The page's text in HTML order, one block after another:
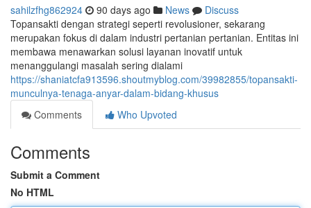
sahilzfhg862924 90 days ago News
Discuss
Topansakti dengan strategi seperti revolusioner, sekarang
merupakan fokus di dalam industri pertanian pertanian. Entitas ini
membawa menawarkan solusi layanan inovatif untuk
menanggulangi masalah sering dialami
https://shaniatcfa913596.shoutmyblog.com/39982855/topansakti-
munculnya-tenaga-anyar-dalam-bidang-khusus
Comments
Who Upvoted
Comments
Submit a Comment
No HTML